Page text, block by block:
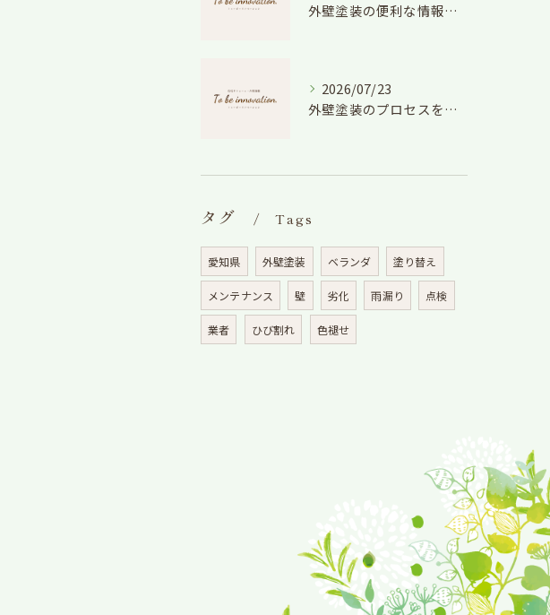
外壁塗装の便利な情報と失敗しない色や費用判断のコツを徹底解説
2026/07/23
外壁塗装のプロセスを愛知県でスムーズに進めるための工程と費用徹底解説
タグ Tags
愛知県 外壁塗装 ベランダ 塗り替え
メンテナンス 壁 劣化 雨漏り 点検
業者 ひび割れ 色褪せ